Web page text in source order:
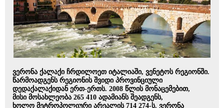
ვერონა ქალაქი ჩრდილოეთ იტალიაში, ვენეტოს რეგიონში.
წარმოადგენს რეგიონის შვიდი პროვინციული
დედაქალაქიდან ერთ-ერთს. 2008 წლის მონაცემებით,
მისი მოსახლეობა 265 410 ადამიანს შეადგენს,
ხოლო მეტროპოლიური არეალის 714 274-ს. ვერონა